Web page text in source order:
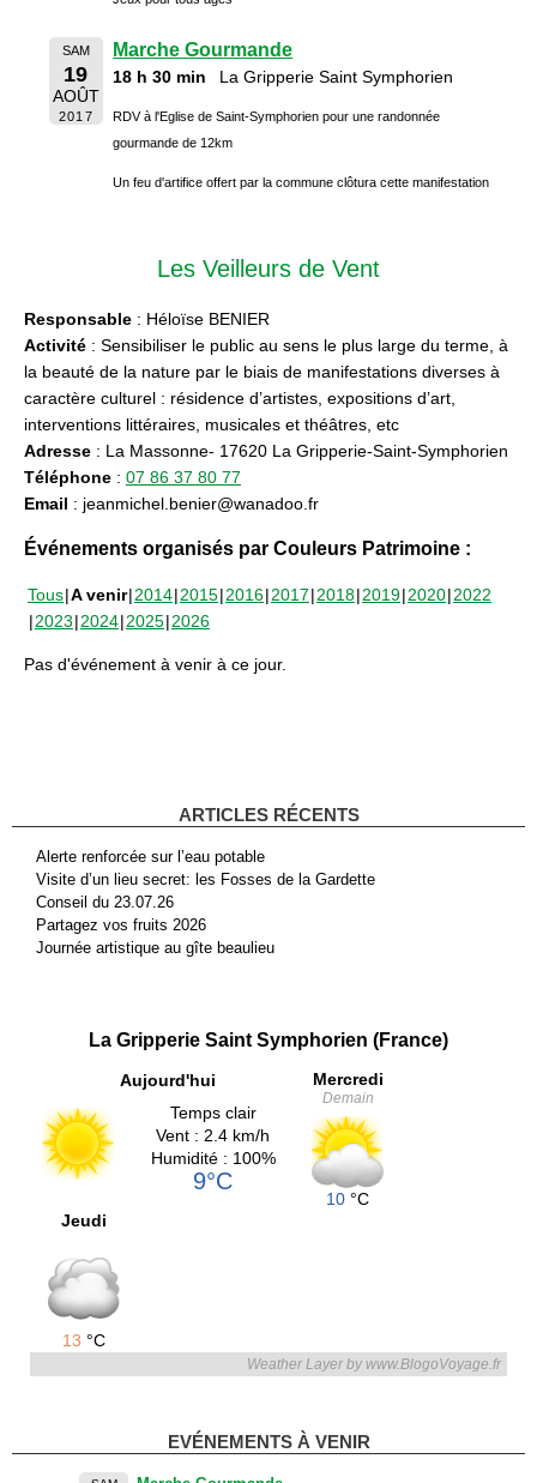
SAM
19
AOÛT
2017
Marche Gourmande
18 h 30 min La Gripperie Saint Symphorien
RDV à l'Eglise de Saint-Symphorien pour une randonnée
gourmande de 12km
Un feu d'artifice offert par la commune clôtura cette manifestation
Les Veilleurs de Vent
Responsable : Héloïse BENIER
Activité : Sensibiliser le public au sens le plus large du terme, à
la beauté de la nature par le biais de manifestations diverses à
caractère culturel : résidence d’artistes, expositions d’art,
interventions littéraires, musicales et théâtres, etc
Adresse : La Massonne- 17620 La Gripperie-Saint-Symphorien
Téléphone : 07 86 37 80 77
Email : jeanmichel.benier@wanadoo.fr
Événements organisés par Couleurs Patrimoine :
Tous A venir 2014 2015 2016 2017 2018 2019 2020 2022
2023 2024 2025 2026
Pas d'événement à venir à ce jour.
ARTICLES RÉCENTS
Alerte renforcée sur l’eau potable
Visite d’un lieu secret: les Fosses de la Gardette
Conseil du 23.07.26
Partagez vos fruits 2026
Journée artistique au gîte beaulieu
La Gripperie Saint Symphorien (France)
Aujourd'hui
Temps clair
Vent : 2.4 km/h
Humidité : 100%
9°C
Mercredi
Demain
10 °C
Jeudi
13 °C
Weather Layer by www.BlogoVoyage.fr
EVÉNEMENTS À VENIR